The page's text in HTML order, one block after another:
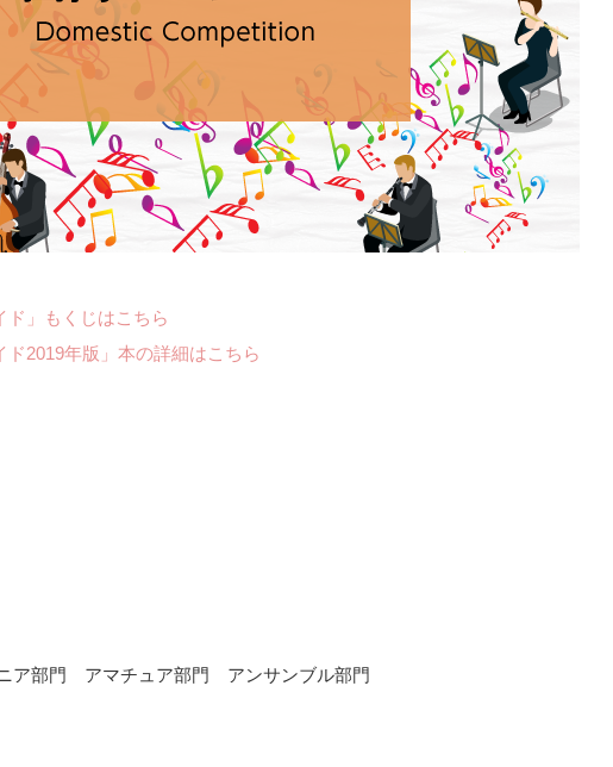
ド」もくじはこちら
ド2019年版」本の詳細はこちら
ア部門 アマチュア部門 アンサンブル部門